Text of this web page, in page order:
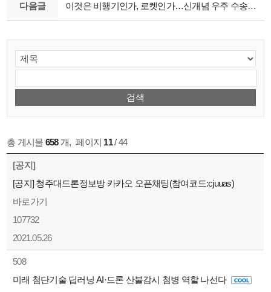
다음글 이것은 비행기인가, 로켓인가…신개념 우주 수송수단 등장
총 게시물 658개, 페이지 11/ 44
[공지]
[공지] 청주대드론정보방 카카오 오픈채팅(참여코드:cjuuas)
바로가기
107732
2021.05.26
508
미래 첨단기술 딥러닝 AI·드론 산불감시 첨병 역할 나선다